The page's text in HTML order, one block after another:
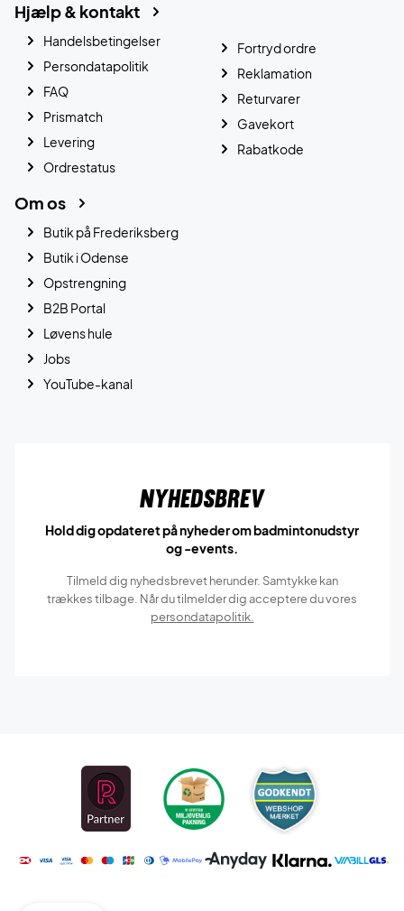
Hjælp & kontakt
Handelsbetingelser
Persondatapolitik
FAQ
Prismatch
Levering
Ordrestatus
Fortryd ordre
Reklamation
Returvarer
Gavekort
Rabatkode
Om os
Butik på Frederiksberg
Butik i Odense
Opstrengning
B2B Portal
Løvens hule
Jobs
YouTube-kanal
Nyhedsbrev
Hold dig opdateret på nyheder om badmintonudstyr
og -events.
Tilmeld dig nyhedsbrevet herunder. Samtykke kan
trækkes tilbage. Når du tilmelder dig acceptere du vores
persondatapolitik.